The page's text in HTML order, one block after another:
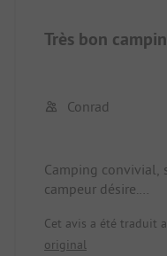
Très bon
Conrad
Camping convivial,
campeur désire.
commerces, les
Si on a connu le
Cet avis a été traduit
original